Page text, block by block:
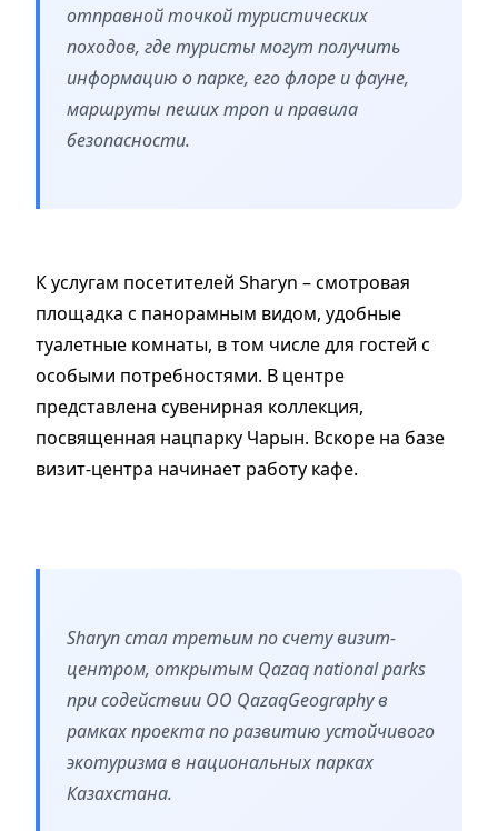
отправной точкой туристических
походов, где туристы могут получить
информацию о парке, его флоре и фауне,
маршруты пеших троп и правила
безопасности. ⠀
К услугам посетителей Sharyn – смотровая
площадка с панорамным видом, удобные
туалетные комнаты, в том числе для гостей с
особыми потребностями. В центре
представлена сувенирная коллекция,
посвященная нацпарку Чарын. Вскоре на базе
визит-центра начинает работу кафе. ⠀
Sharyn стал третьим по счету визит-
центром, открытым Qazaq national parks
при содействии ОО QazaqGeography в
рамках проекта по развитию устойчивого
экотуризма в национальных парках
Казахстана.